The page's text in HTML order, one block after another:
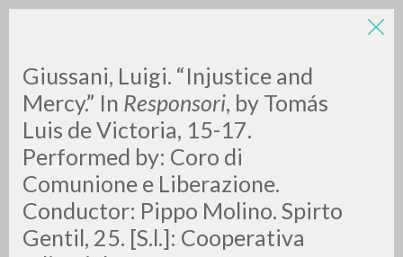
Giussani, Luigi. “Injustice and
Mercy.” In Responsori, by Tomás
Luis de Victoria, 15-17.
Performed by: Coro di
Comunione e Liberazione.
Conductor: Pippo Molino. Spirto
Gentil, 25. [S.l.]: Cooperativa
LUIGI
GIUSSANI
scritti